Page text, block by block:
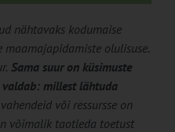
nähtavaks kodumaise
olulisuse.
Sama suur on küsimuste
millest lähtuda
või ressursse on
võimalik taotleda toetust